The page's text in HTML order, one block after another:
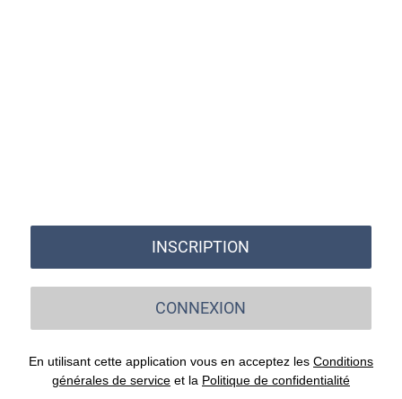
INSCRIPTION
CONNEXION
En utilisant cette application vous en acceptez les Conditions
générales de service et la Politique de confidentialité